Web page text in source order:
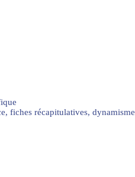
fiches récapitulatives, dynamisme